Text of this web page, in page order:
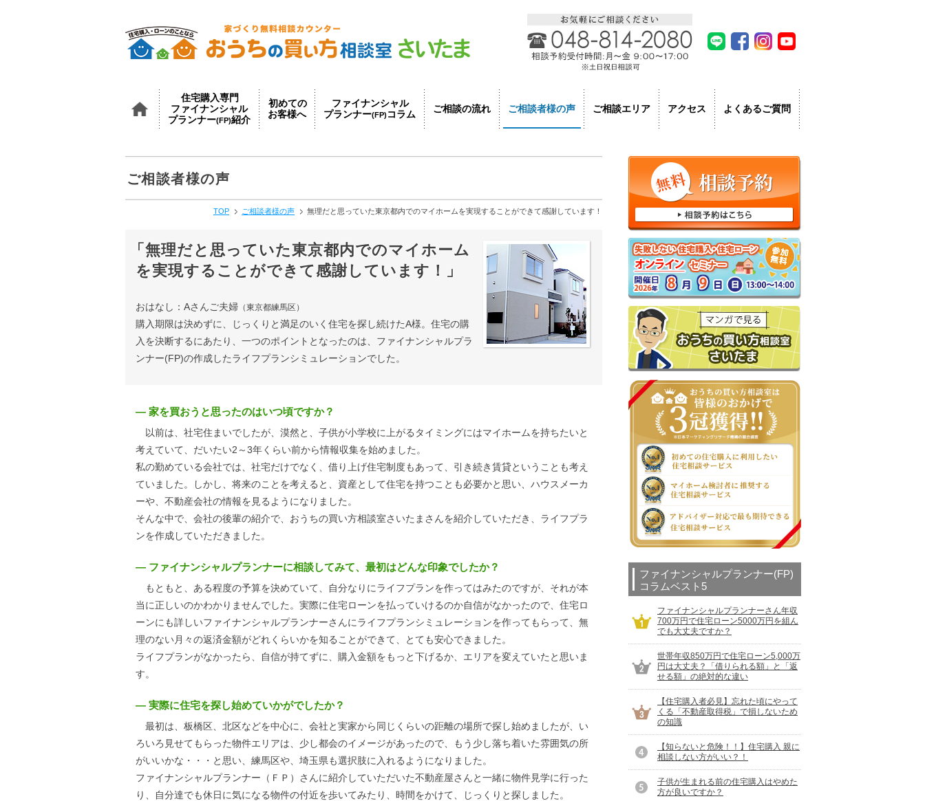
住宅購入専門
ファイナンシャル
プランナー(FP)紹介
初めての
お客様へ
ファイナンシャル
プランナー(FP) コラム
ご相談の流れ ご相談者様の声 ご相談エリア アクセス よくあるご質問
ご相談者様の声
TOP ご相談者様の声 無理だと思っていた東京都内でのマイホームを実現することができて感謝しています！
「無理だと思っていた東京都内でのマイホーム
を実現することができて感謝しています！」
おはなし：Aさんご夫婦 （東京都練馬区）
購入期限は決めずに、じっくりと満足のいく住宅を探し続けたA様。住宅の購
入を決断するにあたり、一つのポイントとなったのは、ファイナンシャルプラ
ンナー(FP)の作成したライフプランシミュレーションでした。
― 家を買おうと思ったのはいつ頃ですか？
以前は、社宅住まいでしたが、漠然と、子供が小学校に上がるタイミングにはマイホームを持ちたいと
考えていて、だいたい2～3年くらい前から情報収集を始めました。
私の勤めている会社では、社宅だけでなく、借り上げ住宅制度もあって、引き続き賃貸ということも考え
ていました。しかし、将来のことを考えると、資産として住宅を持つことも必要かと思い、ハウスメーカ
ーや、不動産会社の情報を見るようになりました。
そんな中で、会社の後輩の紹介で、おうちの買い方相談室さいたまさんを紹介していただき、ライフプラ
ンを作成していただきました。
― ファイナンシャルプランナーに相談してみて、最初はどんな印象でしたか？
もともと、ある程度の予算を決めていて、自分なりにライフプランを作ってはみたのですが、それが本
当に正しいのかわかりませんでした。実際に住宅ローンを払っていけるのか自信がなかったので、住宅ロ
ーンにも詳しいファイナンシャルプランナーさんにライフプランシミュレーションを作ってもらって、無
理のない月々の返済金額がどれくらいかを知ることができて、とても安心できました。
ライフプランがなかったら、自信が持てずに、購入金額をもっと下げるか、エリアを変えていたと思いま
す。
― 実際に住宅を探し始めていかがでしたか？
最初は、板橋区、北区などを中心に、会社と実家から同じくらいの距離の場所で探し始めましたが、い
ろいろ見せてもらった物件エリアは、少し都会のイメージがあったので、もう少し落ち着いた雰囲気の所
がいいかな・・・と思い、練馬区や、埼玉県も選択肢に入れるようになりました。
ファイナンシャルプランナー（ＦＰ）さんに紹介していただいた不動産屋さんと一緒に物件見学に行った
り、自分達でも休日に気になる物件の付近を歩いてみたり、時間をかけて、じっくりと探しました。
ファイナンシャルプランナー(FP)
コラムベスト5
ファイナンシャルプランナーさん年収
700万円で住宅ローン5000万円を組ん
でも大丈夫ですか？
世帯年収850万円で住宅ローン5,000万
円は大丈夫？「借りられる額」と「返
せる額」の絶対的な違い
【住宅購入者必見】忘れた頃にやって
くる「不動産取得税」で損しないため
の知識
【知らないと危険！！】住宅購入 親に
相談しない方がいい？！
子供が生まれる前の住宅購入はやめた
方が良いですか？